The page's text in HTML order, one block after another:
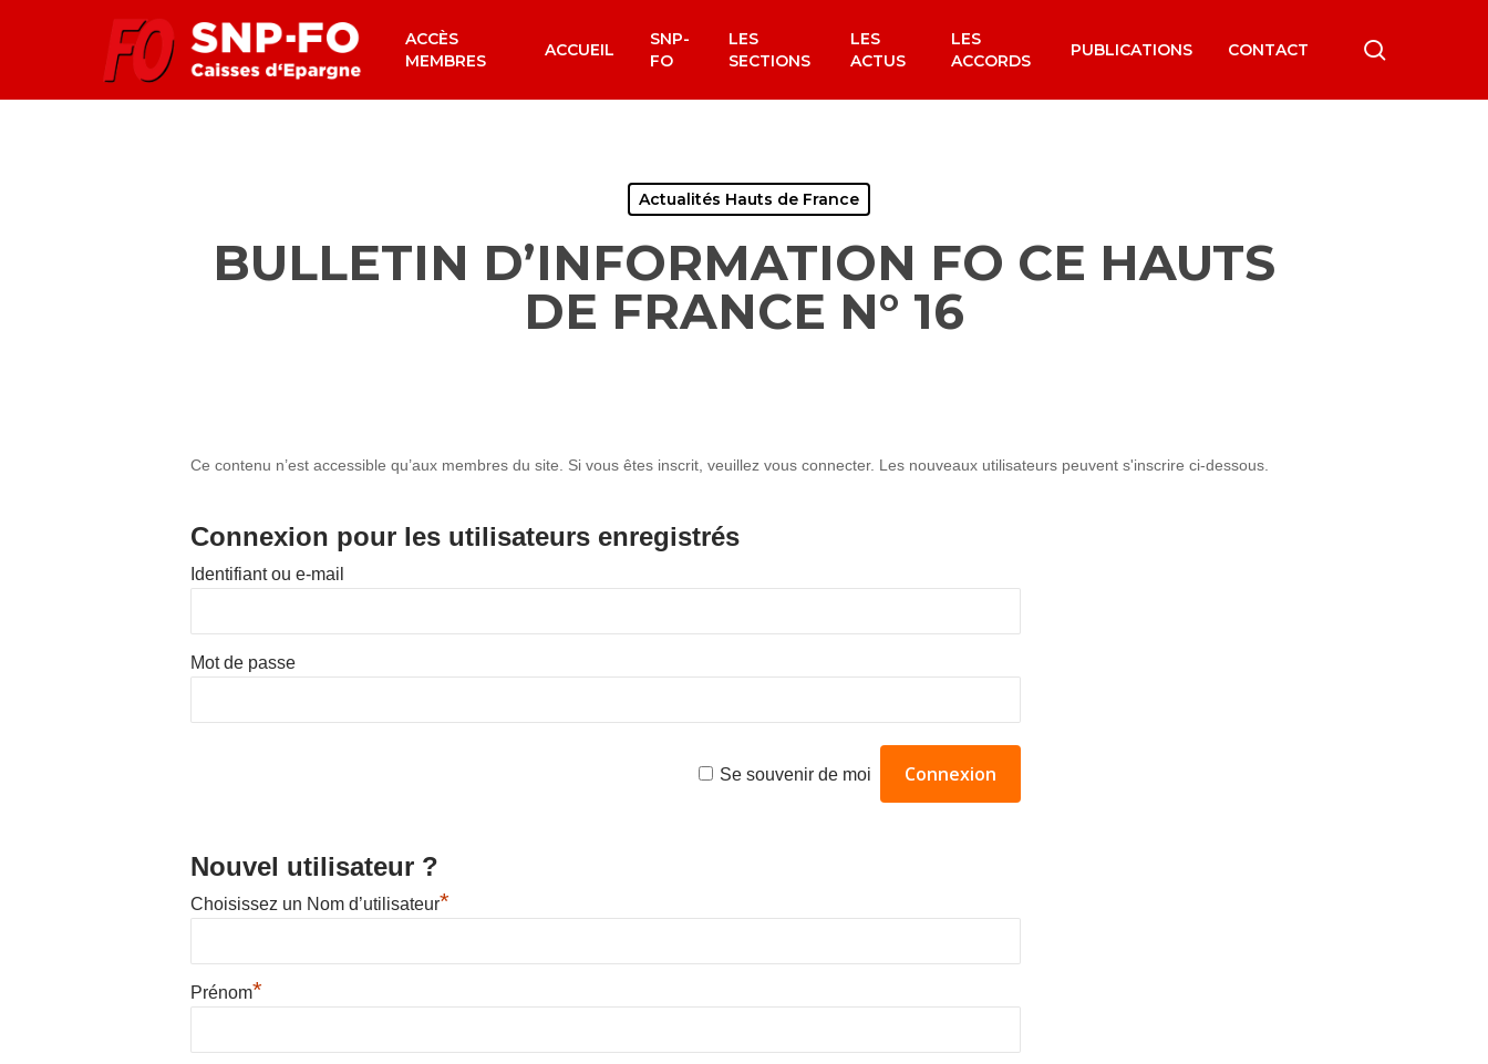
content
Hit enter to search or ESC to close
ACCÈS
MEMBRES
ACCUEIL
SNP-
FO
LES
SECTIONS
LES
ACTUS
LES
ACCORDS
PUBLICATIONS CONTACT
Actualités Hauts de France
BULLETIN D’INFORMATION FO CE HAUTS
DE FRANCE N° 16
Ce contenu n’est accessible qu’aux membres du site. Si vous êtes inscrit, veuillez vous connecter. Les nouveaux utilisateurs peuvent s'inscrire ci-dessous.
Connexion pour les utilisateurs enregistrés
Identifiant ou e-mail
Mot de passe
Se souvenir de moi
Nouvel utilisateur ?
Choisissez un Nom d’utilisateur*
Prénom*